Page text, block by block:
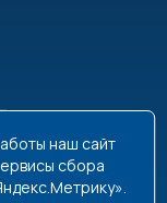
наш сайт
сбора